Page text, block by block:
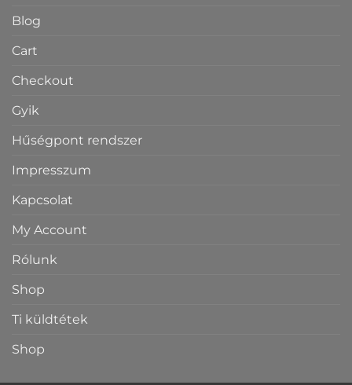
Blog
Cart
Checkout
Gyik
Hűségpont rendszer
Impresszum
Kapcsolat
My Account
Rólunk
Shop
Ti küldtétek
Shop